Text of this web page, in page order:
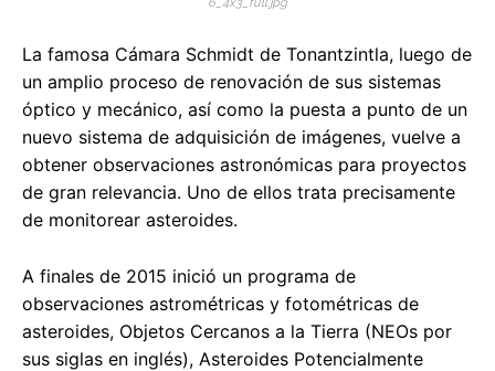
La famosa Cámara Schmidt de Tonantzintla, luego de
un amplio proceso de renovación de sus sistemas
óptico y mecánico, así como la puesta a punto de un
nuevo sistema de adquisición de imágenes, vuelve a
obtener observaciones astronómicas para proyectos
de gran relevancia. Uno de ellos trata precisamente
de monitorear asteroides.
A finales de 2015 inició un programa de
observaciones astrométricas y fotométricas de
asteroides, Objetos Cercanos a la Tierra (NEOs por
sus siglas en inglés), Asteroides Potencialmente